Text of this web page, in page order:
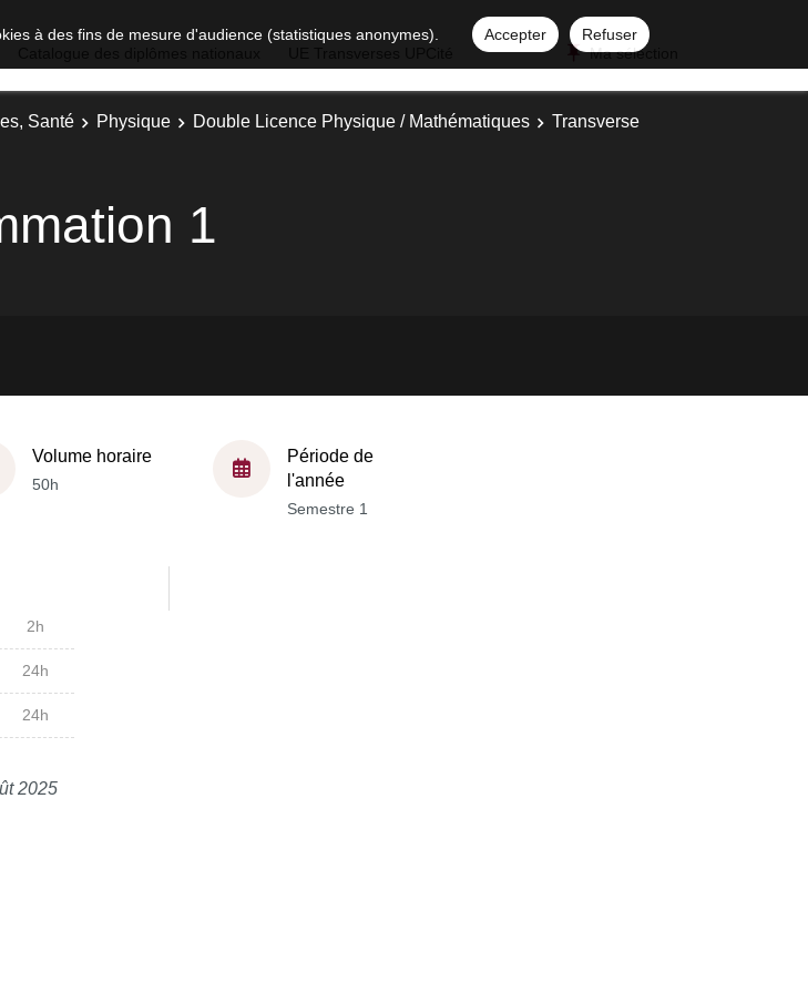
à des fins de mesure d'audience (statistiques anonymes). Accepter
Refuser
Ma sélection
Santé Physique Double Licence Physique / Mathématiques
Transverse
1
Volume horaire
50h
Période de
l'année
Semestre 1
2h
24h
24h
2025